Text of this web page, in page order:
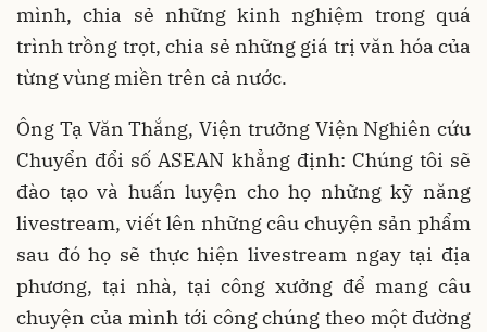
mình, chia sẻ những kinh nghiệm trong quá
trình trồng trọt, chia sẻ những giá trị văn hóa của
từng vùng miền trên cả nước.
Ông Tạ Văn Thắng, Viện trưởng Viện Nghiên cứu
Chuyển đổi số ASEAN khẳng định: Chúng tôi sẽ
đào tạo và huấn luyện cho họ những kỹ năng
livestream, viết lên những câu chuyện sản phẩm
sau đó họ sẽ thực hiện livestream ngay tại địa
phương, tại nhà, tại công xưởng để mang câu
chuyện của mình tới công chúng theo một đường